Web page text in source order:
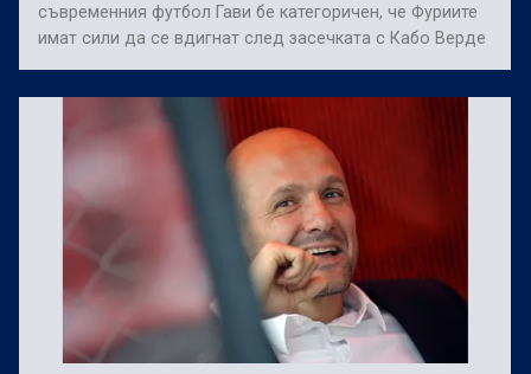
съвременния футбол Гави бе категоричен, че Фуриите
имат сили да се вдигнат след засечката с Кабо Верде